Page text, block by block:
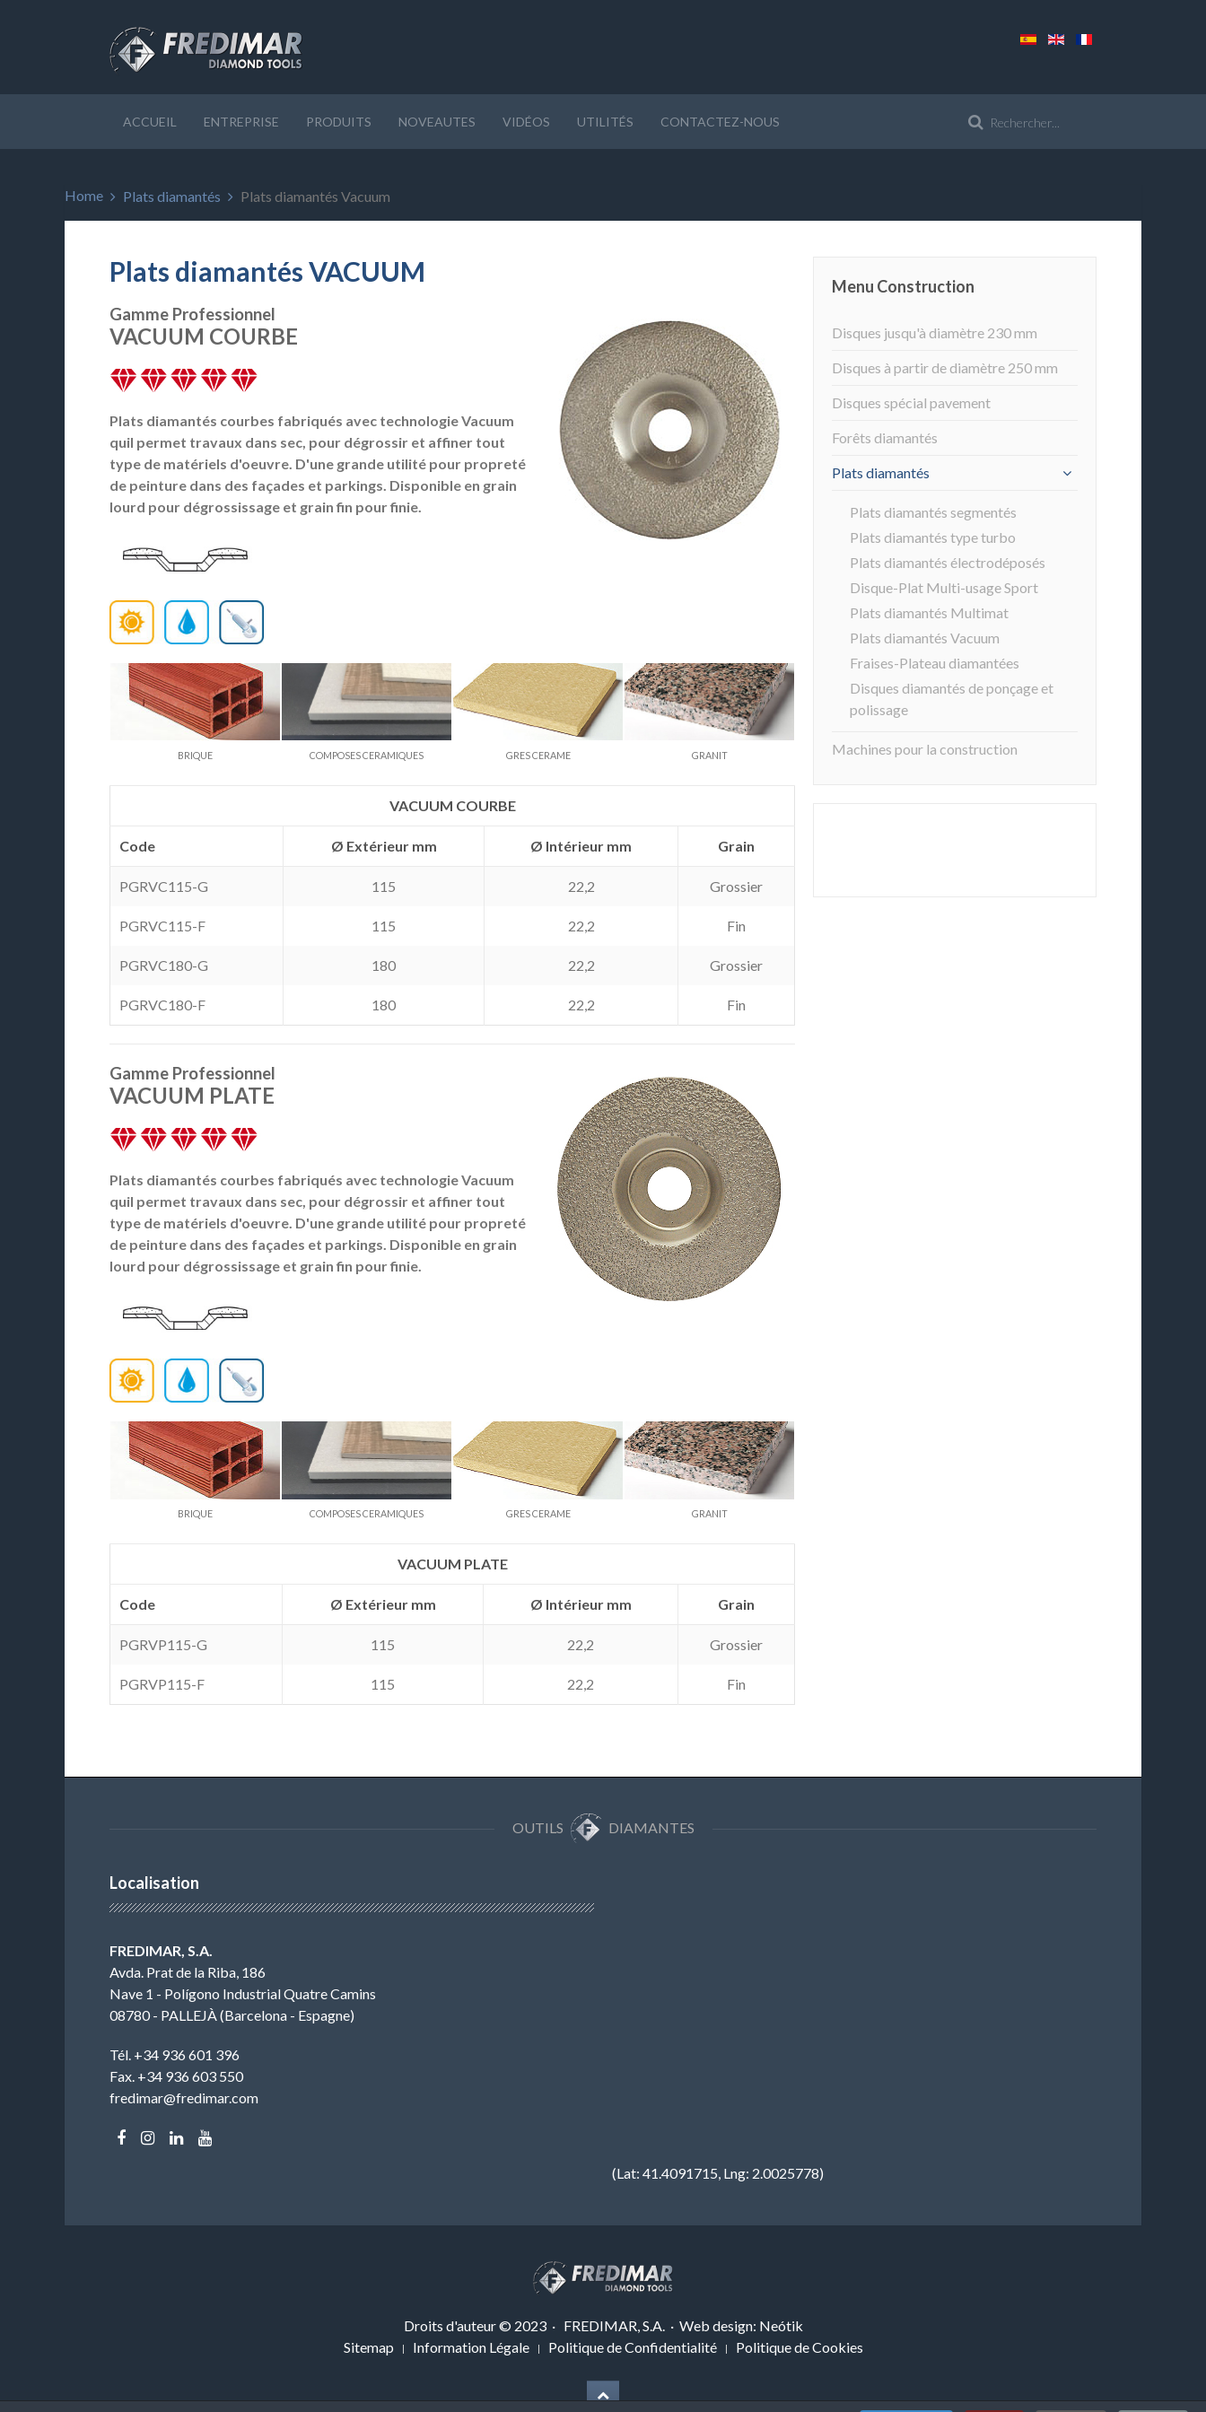
ACCUEIL ENTREPRISE PRODUITS NOVEAUTES VIDÉOS UTILITÉS CONTACTEZ-NOUS
Home Plats diamantés Plats diamantés Vacuum
Plats diamantés VACUUM
Gamme Professionnel
VACUUM COURBE
Plats diamantés courbes fabriqués avec technologie Vacuum
quil permet travaux dans sec, pour dégrossir et affiner tout
type de matériels d'oeuvre. D'une grande utilité pour propreté
de peinture dans des façades et parkings. Disponible en grain
lourd pour dégrossissage et grain fin pour finie.
BRIQUE COMPOSES CERAMIQUES GRES CERAME GRANIT
VACUUM COURBE
Code Ø Extérieur mm Ø Intérieur mm Grain
PGRVC115-G 115 22,2 Grossier
PGRVC115-F 115 22,2 Fin
PGRVC180-G 180 22,2 Grossier
PGRVC180-F 180 22,2 Fin
Gamme Professionnel
VACUUM PLATE
Plats diamantés courbes fabriqués avec technologie Vacuum
quil permet travaux dans sec, pour dégrossir et affiner tout
type de matériels d'oeuvre. D'une grande utilité pour propreté
de peinture dans des façades et parkings. Disponible en grain
lourd pour dégrossissage et grain fin pour finie.
BRIQUE COMPOSES CERAMIQUES GRES CERAME GRANIT
VACUUM PLATE
Code Ø Extérieur mm Ø Intérieur mm Grain
PGRVP115-G 115 22,2 Grossier
PGRVP115-F 115 22,2 Fin
Menu Construction
Disques jusqu'à diamètre 230 mm
Disques à partir de diamètre 250 mm
Disques spécial pavement
Forêts diamantés
Plats diamantés
Plats diamantés segmentés
Plats diamantés type turbo
Plats diamantés électrodéposés
Disque-Plat Multi-usage Sport
Plats diamantés Multimat
Plats diamantés Vacuum
Fraises-Plateau diamantées
Disques diamantés de ponçage et
polissage
Machines pour la construction
OUTILS DIAMANTES
Localisation
FREDIMAR, S.A.
Avda. Prat de la Riba, 186
Nave 1 - Polígono Industrial Quatre Camins
08780 - PALLEJÀ (Barcelona - Espagne)
Tél. +34 936 601 396
Fax. +34 936 603 550
fredimar@fredimar.com
(Lat: 41.4091715, Lng: 2.0025778)
Droits d'auteur © 2023 · FREDIMAR, S.A. · Web design: Neótik
Sitemap
Information Légale Politique de Confidentialité Politique de Cookies